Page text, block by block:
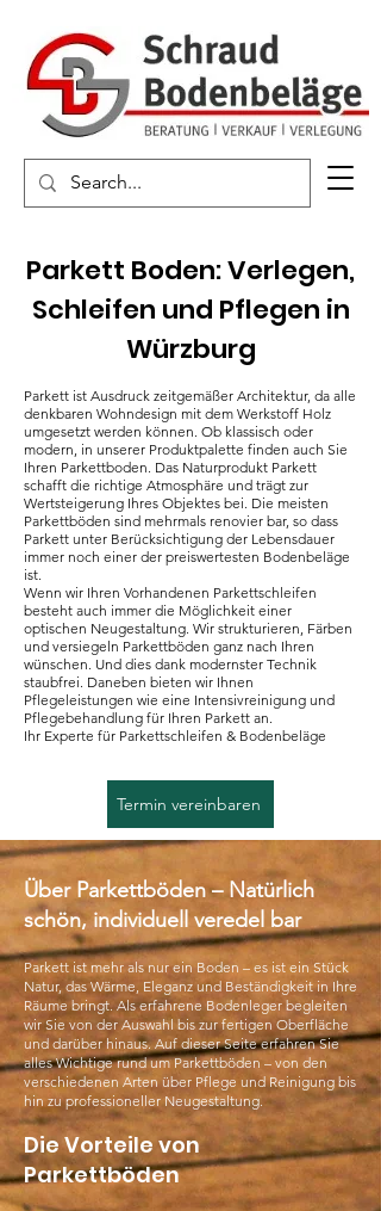
Parkett Boden: Verlegen,
Schleifen und Pflegen in
Würzburg
Parkett ist Ausdruck zeitgemäßer Architektur, da alle
denkbaren Wohndesign mit dem Werkstoff Holz
umgesetzt werden können. Ob klassisch oder
modern, in unserer Produktpalette finden auch Sie
Ihren Parkettboden. Das Naturprodukt Parkett
schafft die richtige Atmosphäre und trägt zur
Wertsteigerung Ihres Objektes bei. Die meisten
Parkettböden sind mehrmals renovier bar, so dass
Parkett unter Berücksichtigung der Lebensdauer
immer noch einer der preiswertesten Bodenbeläge
ist.
Wenn wir Ihren Vorhandenen Parkettschleifen
besteht auch immer die Möglichkeit einer
optischen Neugestaltung. Wir strukturieren, Färben
und versiegeln Parkettböden ganz nach Ihren
wünschen. Und dies dank modernster Technik
staubfrei. Daneben bieten wir Ihnen
Pflegeleistungen wie eine Intensivreinigung und
Pflegebehandlung für Ihren Parkett an.
Ihr Experte für Parkettschleifen & Bodenbeläge
Termin vereinbaren
Über Parkettböden – Natürlich
schön, individuell veredel bar
Parkett ist mehr als nur ein Boden – es ist ein Stück
Natur, das Wärme, Eleganz und Beständigkeit in Ihre
Räume bringt. Als erfahrene Bodenleger begleiten
wir Sie von der Auswahl bis zur fertigen Oberfläche
und darüber hinaus. Auf dieser Seite erfahren Sie
alles Wichtige rund um Parkettböden – von den
verschiedenen Arten über Pflege und Reinigung bis
hin zu professioneller Neugestaltung.
Die Vorteile von
Parkettböden